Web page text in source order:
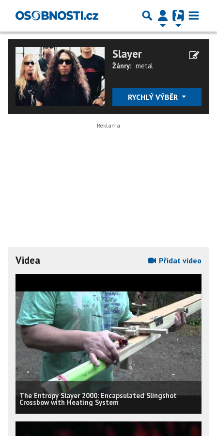
Slayer
Žánry: metal
RYCHLÝ VÝBĚR
Videa Přidat video
The Entropy Slayer 2000: Encapsulated Slingshot
Crossbow with Heating System